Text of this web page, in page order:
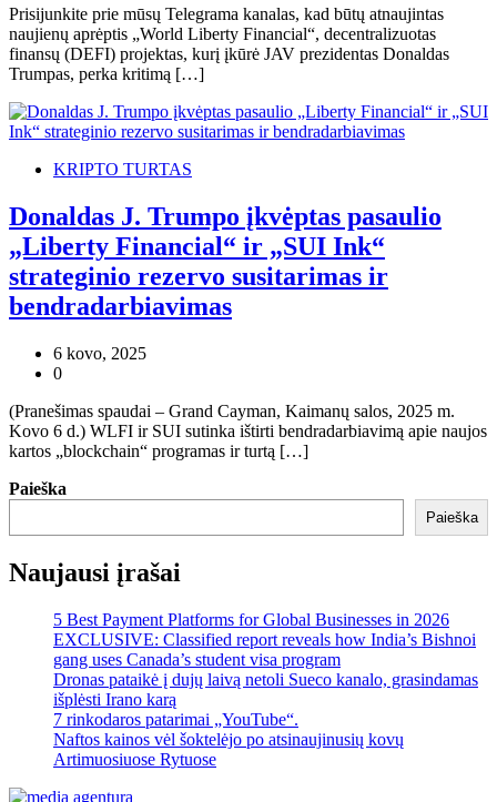
Prisijunkite prie mūsų Telegrama kanalas, kad būtų atnaujintas
naujienų aprėptis „World Liberty Financial“, decentralizuotas
finansų (DEFI) projektas, kurį įkūrė JAV prezidentas Donaldas
Trumpas, perka kritimą […]
KRIPTO TURTAS
Donaldas J. Trumpo įkvėptas pasaulio
„Liberty Financial“ ir „SUI Ink“
strateginio rezervo susitarimas ir
bendradarbiavimas
6 kovo, 2025
0
(Pranešimas spaudai – Grand Cayman, Kaimanų salos, 2025 m.
Kovo 6 d.) WLFI ir SUI sutinka ištirti bendradarbiavimą apie naujos
kartos „blockchain“ programas ir turtą […]
Paieška
Paieška
Naujausi įrašai
5 Best Payment Platforms for Global Businesses in 2026
EXCLUSIVE: Classified report reveals how India’s Bishnoi
gang uses Canada’s student visa program
Dronas pataikė į dujų laivą netoli Sueco kanalo, grasindamas
išplėsti Irano karą
7 rinkodaros patarimai „YouTube“.
Naftos kainos vėl šoktelėjo po atsinaujinusių kovų
Artimuosiuose Rytuose